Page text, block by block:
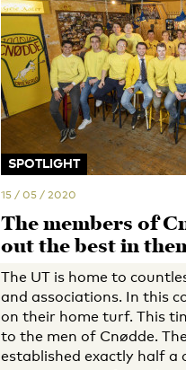
SPOTLIGHT
15 / 05 / 2020
The members of
out the best in
The UT is home to
and associations. In this
on their home turf. This
to the men of Cnødde.
established exactly half a